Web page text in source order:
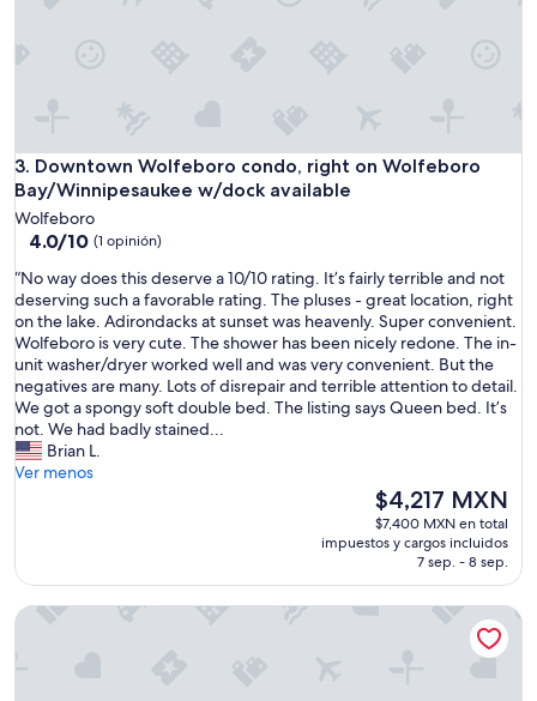
3. Downtown Wolfeboro condo, right on Wolfeboro
Bay/Winnipesaukee w/dock available
Downtown Wolfeboro condo, right on Wolfeboro Bay/
Wolfeboro
4.0
10,
(1
opinión)
4.0/10 (1 opinión)
“
N
o
w
a
y
d
o
e
s
d
s
“No way does this deserve a 10/10 rating. It’s fairly terrible and not
deserving such a favorable rating. The pluses - great location, right
on the lake. Adirondacks at sunset was heavenly. Super convenient.
Wolfeboro is very cute. The shower has been nicely redone. The in-
unit washer/dryer worked well and was very convenient. But the
negatives are many. Lots of disrepair and terrible attention to detail.
We got a spongy soft double bed. The listing says Queen bed. It’s
not. We had badly stained...
Brian L.
Ver menos
El
precio
actual
de
$4,217 MXN
$4,217 MXN
$7,400 MXN en total
impuestos y cargos incluidos
7 sep. - 8 sep.
Lake Winni Waterfront Condo